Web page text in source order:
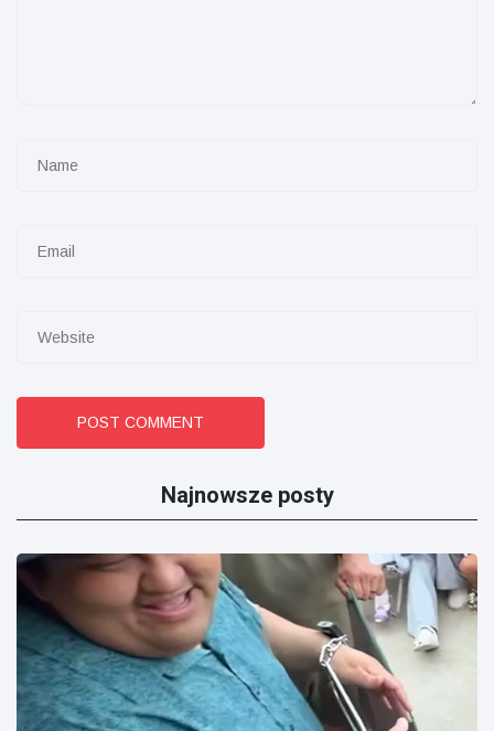
POST COMMENT
Najnowsze posty